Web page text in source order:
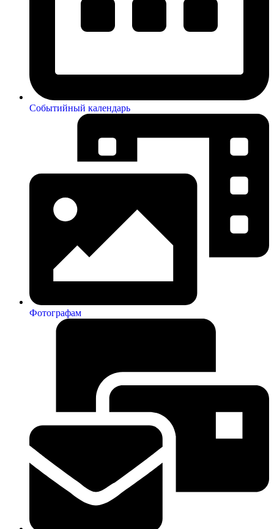
Событийный календарь
Фотографам